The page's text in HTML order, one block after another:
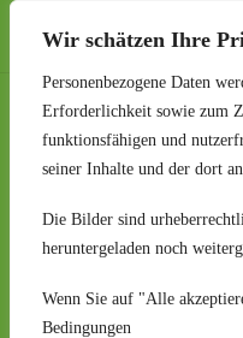
Wir schätzen Ihre
Personenbezogene Daten
Erforderlichkeit sowie zum
funktionsfähigen und
seiner Inhalte und der dort
Die Bilder sind
heruntergeladen noch
Wenn Sie auf "Alle
Bedingungen
SHG Herrenberg
in